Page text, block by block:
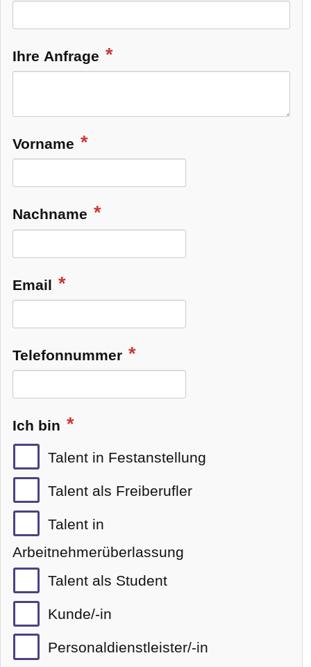
Ihre Anfrage
Vorname
Nachname
Email
Telefonnummer
Ich bin
Talent in Festanstellung
Talent als Freiberufler
Talent in
Arbeitnehmerüberlassung
Talent als Student
Kunde/-in
Personaldienstleister/-in